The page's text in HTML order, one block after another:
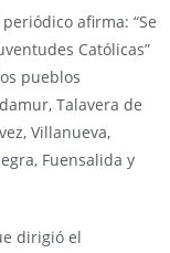
afirma: “Se
Católicas”
pueblos
Talavera de
Villanueva,
Fuensalida y
dirigió el